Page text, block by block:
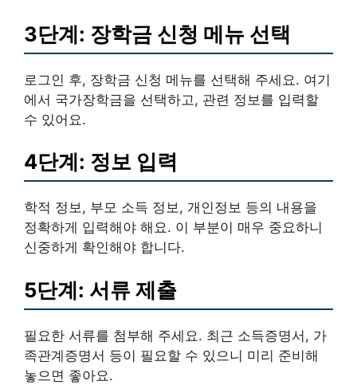
3단계: 장학금 신청 메뉴 선택
로그인 후, 장학금 신청 메뉴를 선택해 주세요. 여기
에서 국가장학금을 선택하고, 관련 정보를 입력할
수 있어요.
4단계: 정보 입력
학적 정보, 부모 소득 정보, 개인정보 등의 내용을
정확하게 입력해야 해요. 이 부분이 매우 중요하니
신중하게 확인해야 합니다.
5단계: 서류 제출
필요한 서류를 첨부해 주세요. 최근 소득증명서, 가
족관계증명서 등이 필요할 수 있으니 미리 준비해
놓으면 좋아요.